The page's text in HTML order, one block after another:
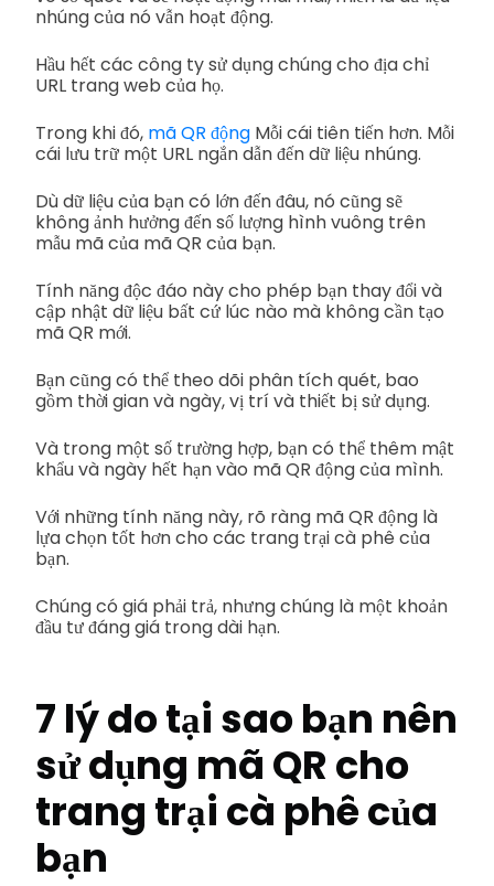
nhúng của nó vẫn hoạt động.
Hầu hết các công ty sử dụng chúng cho địa chỉ
URL trang web của họ.
Trong khi đó, mã QR động Mỗi cái tiên tiến hơn. Mỗi
cái lưu trữ một URL ngắn dẫn đến dữ liệu nhúng.
Dù dữ liệu của bạn có lớn đến đâu, nó cũng sẽ
không ảnh hưởng đến số lượng hình vuông trên
mẫu mã của mã QR của bạn.
Tính năng độc đáo này cho phép bạn thay đổi và
cập nhật dữ liệu bất cứ lúc nào mà không cần tạo
mã QR mới.
Bạn cũng có thể theo dõi phân tích quét, bao
gồm thời gian và ngày, vị trí và thiết bị sử dụng.
Và trong một số trường hợp, bạn có thể thêm mật
khẩu và ngày hết hạn vào mã QR động của mình.
Với những tính năng này, rõ ràng mã QR động là
lựa chọn tốt hơn cho các trang trại cà phê của
bạn.
Chúng có giá phải trả, nhưng chúng là một khoản
đầu tư đáng giá trong dài hạn.
7 lý do tại sao bạn nên
sử dụng mã QR cho
trang trại cà phê của
bạn